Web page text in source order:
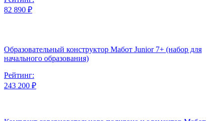
82 890 ₽
Образовательный конструктор Мабот Junior 7+ (набор для
начального образования)
Рейтинг:
243 200 ₽